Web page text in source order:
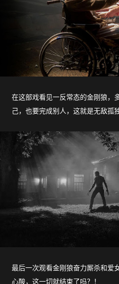
在这部戏看见一反常态的金刚狼，
己，也要完成别人，这就是无敌孤
最后一次观看金刚狼奋力厮杀和爱
心酸，这一切就结束了吗？！